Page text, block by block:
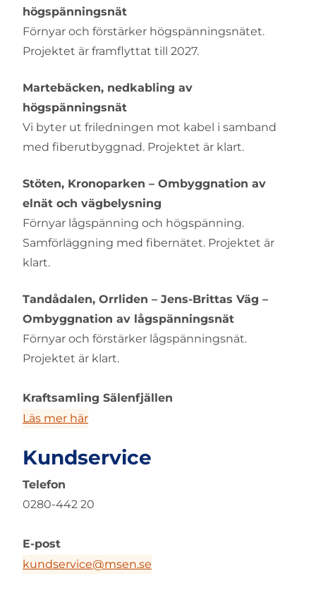
högspänningsnät
Förnyar och förstärker högspänningsnätet.
Projektet är framflyttat till 2027.
Martebäcken, nedkabling av
högspänningsnät
Vi byter ut friledningen mot kabel i samband
med fiberutbyggnad. Projektet är klart.
Stöten, Kronoparken – Ombyggnation av
elnät och vägbelysning
Förnyar lågspänning och högspänning.
Samförläggning med fibernätet. Projektet är
klart.
Tandådalen, Orrliden – Jens-Brittas Väg –
Ombyggnation av lågspänningsnät
Förnyar och förstärker lågspänningsnät.
Projektet är klart.
Kraftsamling Sälenfjällen
Läs mer här
Kundservice
Telefon
0280-442 20
E-post
kundservice@msen.se